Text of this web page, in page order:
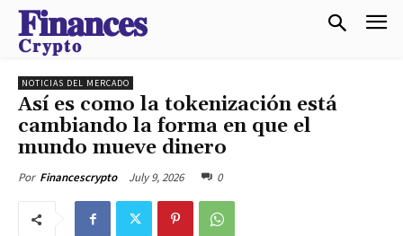
𝐅𝐢𝐧𝐚𝐧𝐜𝐞𝐬
𝐂𝐫𝐲𝐩𝐭𝐨
NOTICIAS DEL MERCADO
Así es como la tokenización está
cambiando la forma en que el
mundo mueve dinero
Por Financescrypto July 9, 2026 0